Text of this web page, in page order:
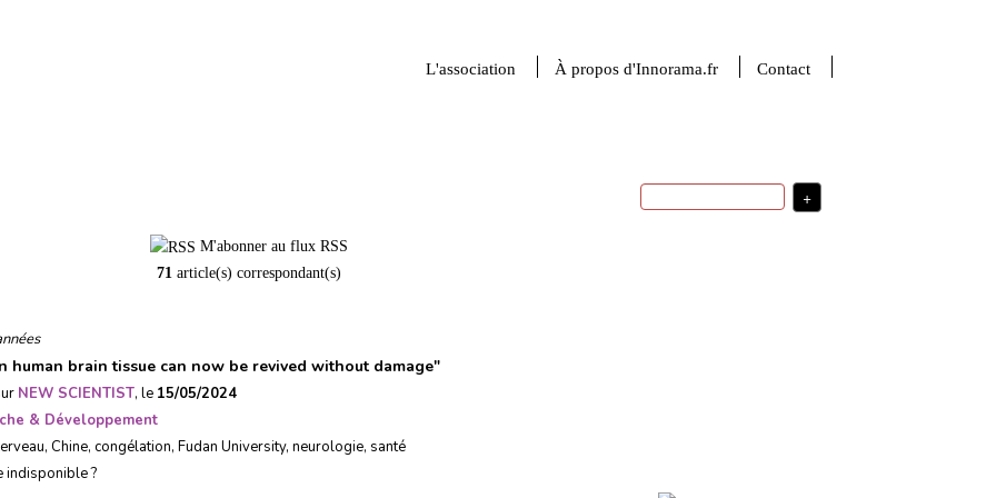
L'association À propos d'Innorama.fr Contact
+
M'abonner au flux RSS
71 article(s) correspondant(s)
human brain tissue can now be revived without damage"
NEW SCIENTIST, le 15/05/2024
& Développement
, Chine, congélation, Fudan University, neurologie, santé
indisponible ?